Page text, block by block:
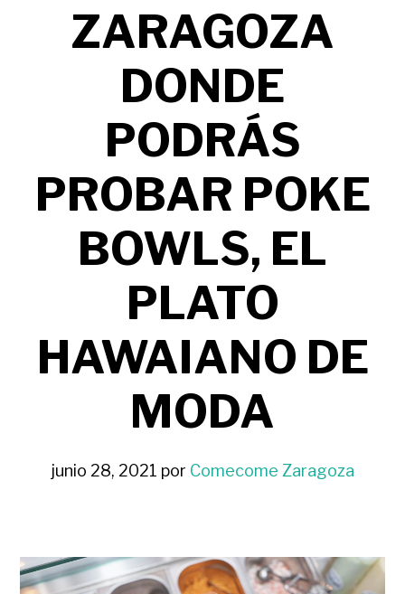
ZARAGOZA
DONDE
PODRÁS
PROBAR POKE
BOWLS, EL
PLATO
HAWAIANO DE
MODA
junio 28, 2021 por Comecome Zaragoza